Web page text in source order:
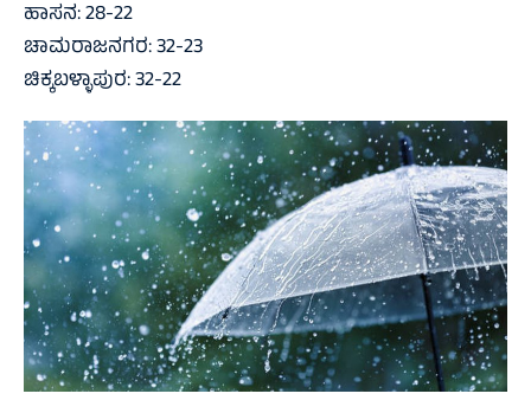
ಹಾಸನ: 28-22
ಚಾಮರಾಜನಗರ: 32-23
ಚಿಕ್ಕಬಳ್ಳಾಪುರ: 32-22